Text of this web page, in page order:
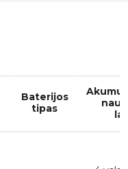
Baterijos
tipas